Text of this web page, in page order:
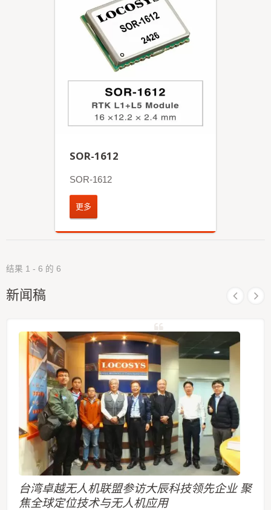
SOR-1612
SOR-1612
更多
结果 1 - 6 的 6
新闻稿
台湾卓越无人机联盟参访大辰科技领先企业 聚
焦全球定位技术与无人机应用